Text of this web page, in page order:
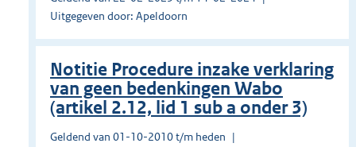
Uitgegeven door: Apeldoorn
Notitie Procedure inzake verklaring
van geen bedenkingen Wabo
(artikel 2.12, lid 1 sub a onder 3)
Geldend van 01-10-2010 t/m heden